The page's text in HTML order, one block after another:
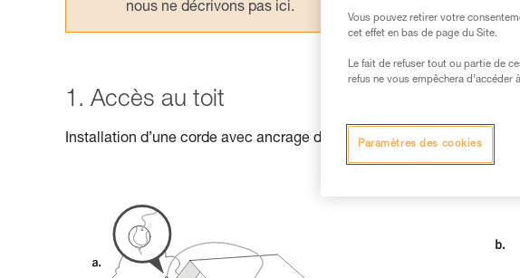
nous ne décrivons pas ici.
1. Accès au toit
Installation d’une corde avec ancrage débrayable, ascension assurée
Vous pouvez retirer votre
cet effet en bas de page du Site.
Le fait de refuser tout ou partie de
refus ne vous empêchera d’accéder
Paramètres des cookies